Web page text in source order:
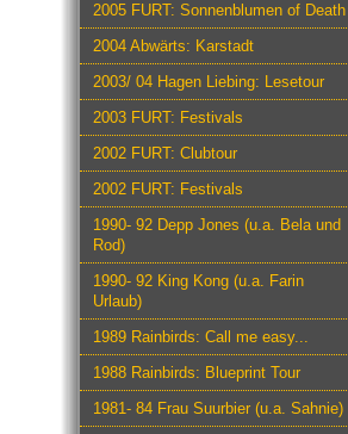
2005 FURT: Sonnenblumen of Death
2004 Abwärts: Karstadt
2003/ 04 Hagen Liebing: Lesetour
2003 FURT: Festivals
2002 FURT: Clubtour
2002 FURT: Festivals
1990- 92 Depp Jones (u.a. Bela und
Rod)
1990- 92 King Kong (u.a. Farin
Urlaub)
1989 Rainbirds: Call me easy...
1988 Rainbirds: Blueprint Tour
1981- 84 Frau Suurbier (u.a. Sahnie)